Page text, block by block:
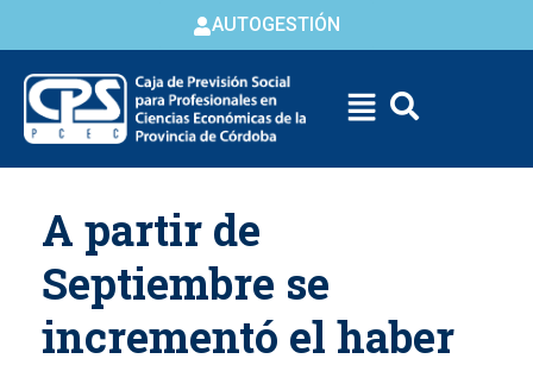
AUTOGESTIÓN
content
A partir de
Septiembre se
incrementó el haber